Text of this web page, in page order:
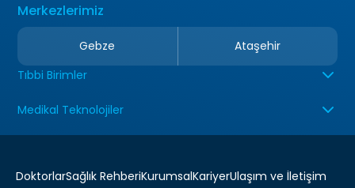
Merkezlerimiz
Gebze
Ataşehir
Tıbbi Birimler
Medikal Teknolojiler
DoktorlarSağlık RehberiKurumsalKariyerUlaşım ve İletişim